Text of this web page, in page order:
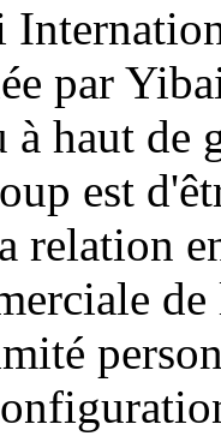
par
haut de
est
relation